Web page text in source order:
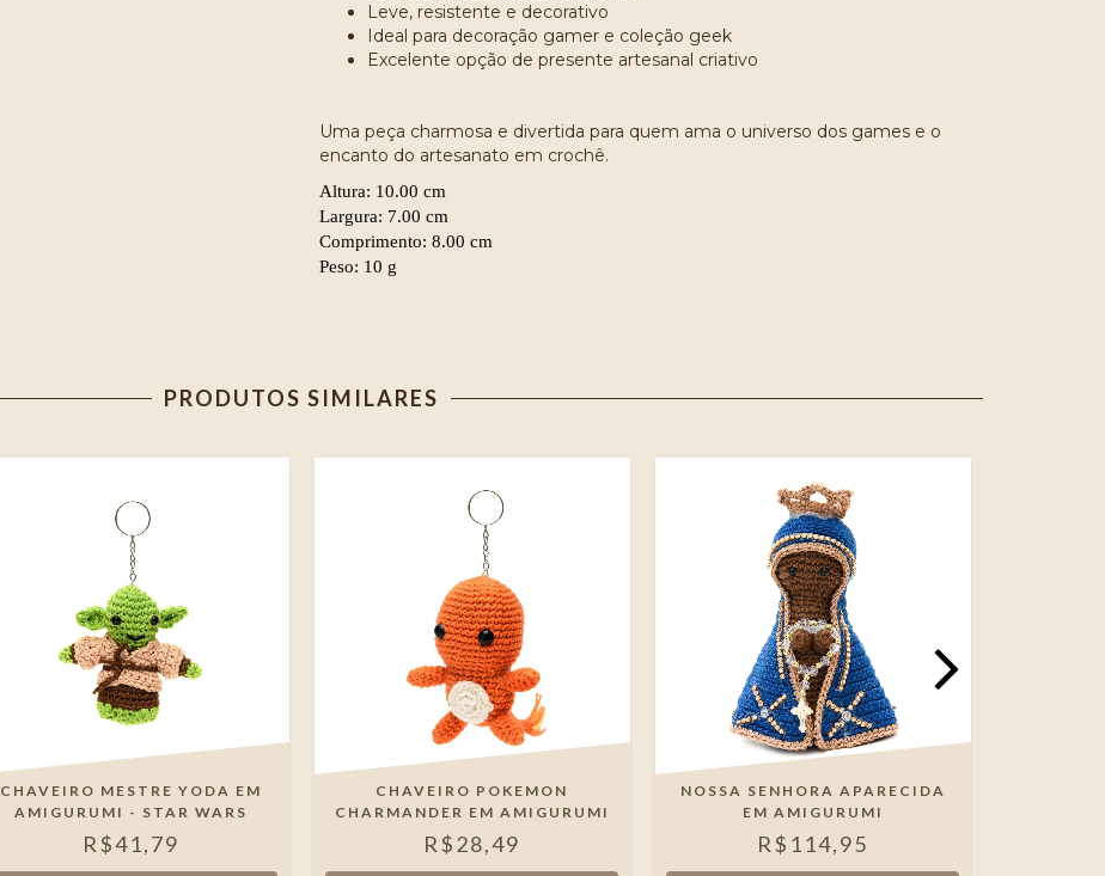
Leve, resistente e decorativo
Ideal para decoração gamer e coleção geek
Excelente opção de presente artesanal criativo
Uma peça charmosa e divertida para quem ama o universo dos games e o
encanto do artesanato em crochê.
Altura: 10.00 cm
Largura: 7.00 cm
Comprimento: 8.00 cm
Peso: 10 g
PRODUTOS SIMILARES
CHAVEIRO MESTRE YODA EM
AMIGURUMI - STAR WARS
R$41,79
CHAVEIRO POKEMON
CHARMANDER EM AMIGURUMI
R$28,49
NOSSA SENHORA APARECIDA
EM AMIGURUMI
R$114,95